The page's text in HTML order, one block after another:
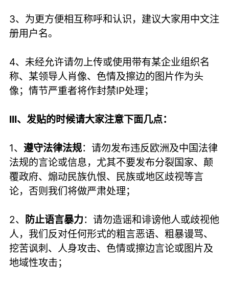
3、为更方便相互称呼和认识，建议大家用中文注
册用户名。
4、未经允许请勿上传或使用带有某企业组织名
称、某领导人肖像、色情及擦边的图片作为头
像；情节严重者将作封禁IP处理；
III、发贴的时候请大家注意下面几点：
1、遵守法律法规：请勿发布违反欧洲及中国法律
法规的言论或信息，尤其不要发布分裂国家、颠
覆政府、煽动民族仇恨、民族或地区歧视等言
论，否则我们将做严肃处理；
2、 防止语言暴力：请勿造谣和诽谤他人或歧视他
人，我们反对任何形式的粗言恶语、粗暴谩骂、
挖苦讽刺、人身攻击、色情或擦边言论或图片及
地域性攻击；